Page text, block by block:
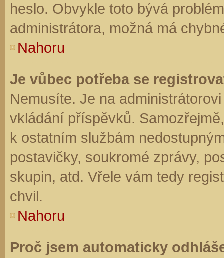
heslo. Obvykle toto bývá
administrátora, možná má
Nahoru
Je vůbec potřeba se
Nemusíte. Je na
vkládání příspěvků.
k ostatním službám
postavičky, soukromé zprávy,
skupin, atd. Vřele vám tedy
chvil.
Nahoru
Proč jsem automaticky